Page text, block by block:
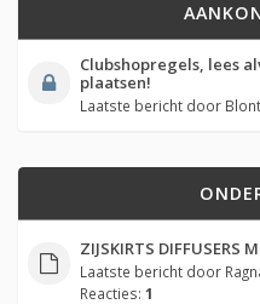
Clubshopregels, lees
plaatsen!
Laatste bericht door
ZIJSKIRTS DIFFUSERS
Laatste bericht door
Reacties: 1